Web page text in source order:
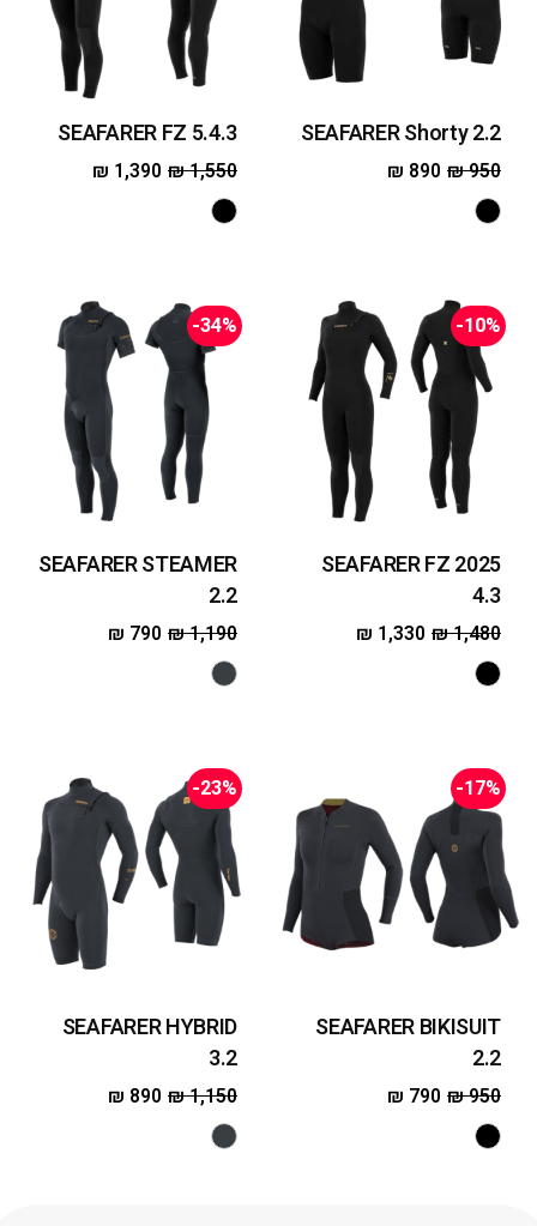
SEAFARER Shorty 2.2
₪950
₪ 890
SEAFARER FZ 5.4.3
₪1,550
₪ 1,390
-10%
SEAFARER FZ 2025
4.3
₪1,480
₪ 1,330
-34%
SEAFARER STEAMER
2.2
₪1,190
₪ 790
-17%
SEAFARER BIKISUIT
2.2
₪950
₪ 790
-23%
SEAFARER HYBRID
3.2
₪1,150
₪ 890